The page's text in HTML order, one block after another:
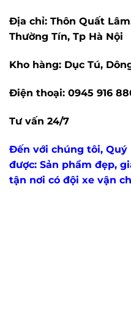
Địa chỉ: Thôn Quất
Thường Tín, Tp Hà Nội
Kho hàng: Dục Tú,
Điện thoại: 0945 916
Tư vấn 24/7
Đến với chúng tôi, Quý
được: Sản phẩm đẹp,
tận nơi có đội xe vận